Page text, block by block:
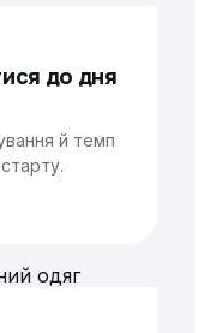
до дня
й темп